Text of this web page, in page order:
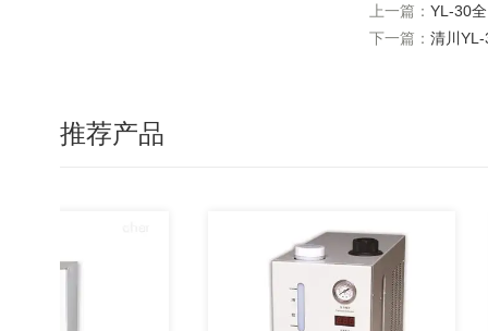
上一篇： YL-30
下一篇： 清川
推荐产品